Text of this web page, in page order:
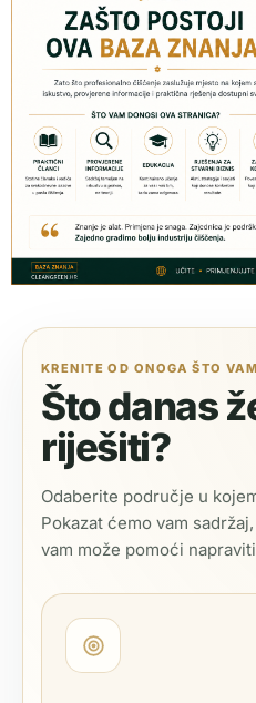
KRENITE OD ONOGA ŠTO
Što danas
riješiti?
Odaberite područje u
Pokazat ćemo vam
vam može pomoći